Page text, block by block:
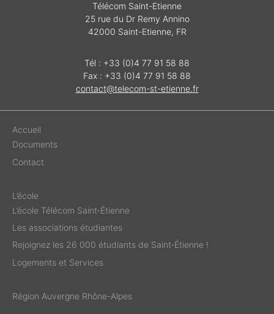
Télécom Saint-Etienne
25 rue du Dr Remy Annino
42000 Saint-Etienne, FR
Tél : +33 (0)4 77 91 58 88
Fax : +33 (0)4 77 91 58 88
contact@telecom-st-etienne.fr
Accueil
Documents
Contact
L’école
L’école Télécom Saint‑Étienne
Les associations étudiantes
Rejoignez les 26 000 étudiants de Saint‑Étienne !
Logements et Services
Région Auvergne Rhône-Alpes